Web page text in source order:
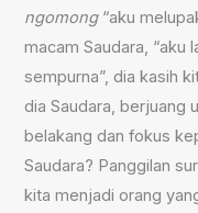
ngomong“aku
macam Saudara, “aku
sempurna”, dia kasih
dia Saudara, berjuang
belakang dan fokus
Saudara? Panggilan
kita menjadi orang